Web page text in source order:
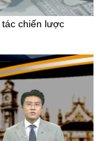
chiến lược